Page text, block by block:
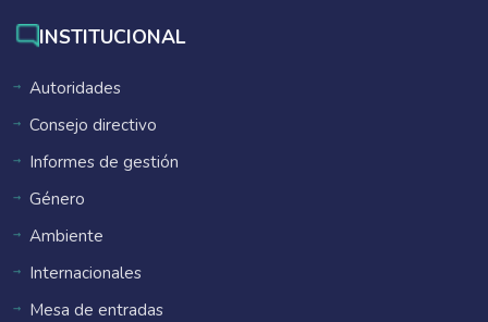
INSTITUCIONAL
Autoridades
Consejo directivo
Informes de gestión
Género
Ambiente
Internacionales
Mesa de entradas